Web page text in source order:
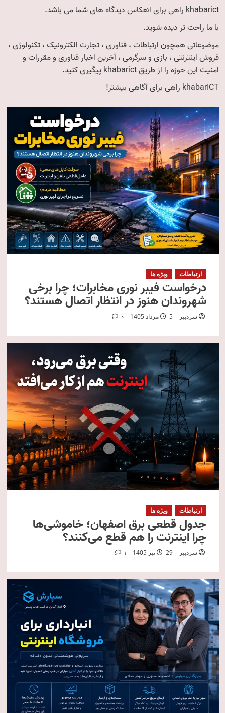
khabarict راهی برای انعکاس دیدگاه های شما می باشد.
با ما راحت تر دیده شوید.
موضوعاتی همچون ارتباطات ، فناوری ، تجارت الکترونیک ، تکنولوژی ،
فروش اینترنتی ، بازی و سرگرمی ، آخرین اخبار فناوری و مقررات و
امنیت این حوزه را از طریق khabarict پیگیری کنید.
khabarICT راهی برای آگاهی بیشتر!
ارتباطات ویژه ها
درخواست فیبر نوری مخابرات؛ چرا برخی
شهروندان هنوز در انتظار اتصال هستند؟
سردبیر 5 مرداد 1405 0
ارتباطات ویژه ها
جدول قطعی برق اصفهان؛ خاموشی‌ها
چرا اینترنت را هم قطع می‌کنند؟
سردبیر 29 تیر 1405 1